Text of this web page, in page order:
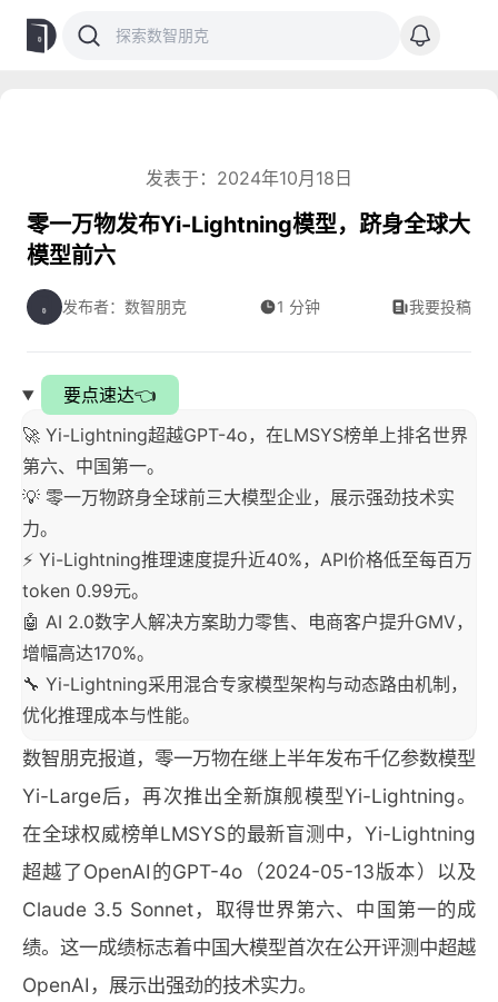
发表于：2024年10月18日
零一万物发布Yi-Lightning模型，跻身全球大
模型前六
发布者：数智朋克 1 分钟 我要投稿
要点速达👈
🚀 Yi-Lightning超越GPT-4o，在LMSYS榜单上排名世界
第六、中国第一。
💡 零一万物跻身全球前三大模型企业，展示强劲技术实
力。
⚡ Yi-Lightning推理速度提升近40%，API价格低至每百万
token 0.99元。
🤖 AI 2.0数字人解决方案助力零售、电商客户提升GMV，
增幅高达170%。
🔧 Yi-Lightning采用混合专家模型架构与动态路由机制，
优化推理成本与性能。
数智朋克报道，零一万物在继上半年发布千亿参数模型
Yi-Large后，再次推出全新旗舰模型Yi-Lightning。
在全球权威榜单LMSYS的最新盲测中，Yi-Lightning
超越了OpenAI的GPT-4o（2024-05-13版本）以及
Claude 3.5 Sonnet，取得世界第六、中国第一的成
绩。这一成绩标志着中国大模型首次在公开评测中超越
OpenAI，展示出强劲的技术实力。